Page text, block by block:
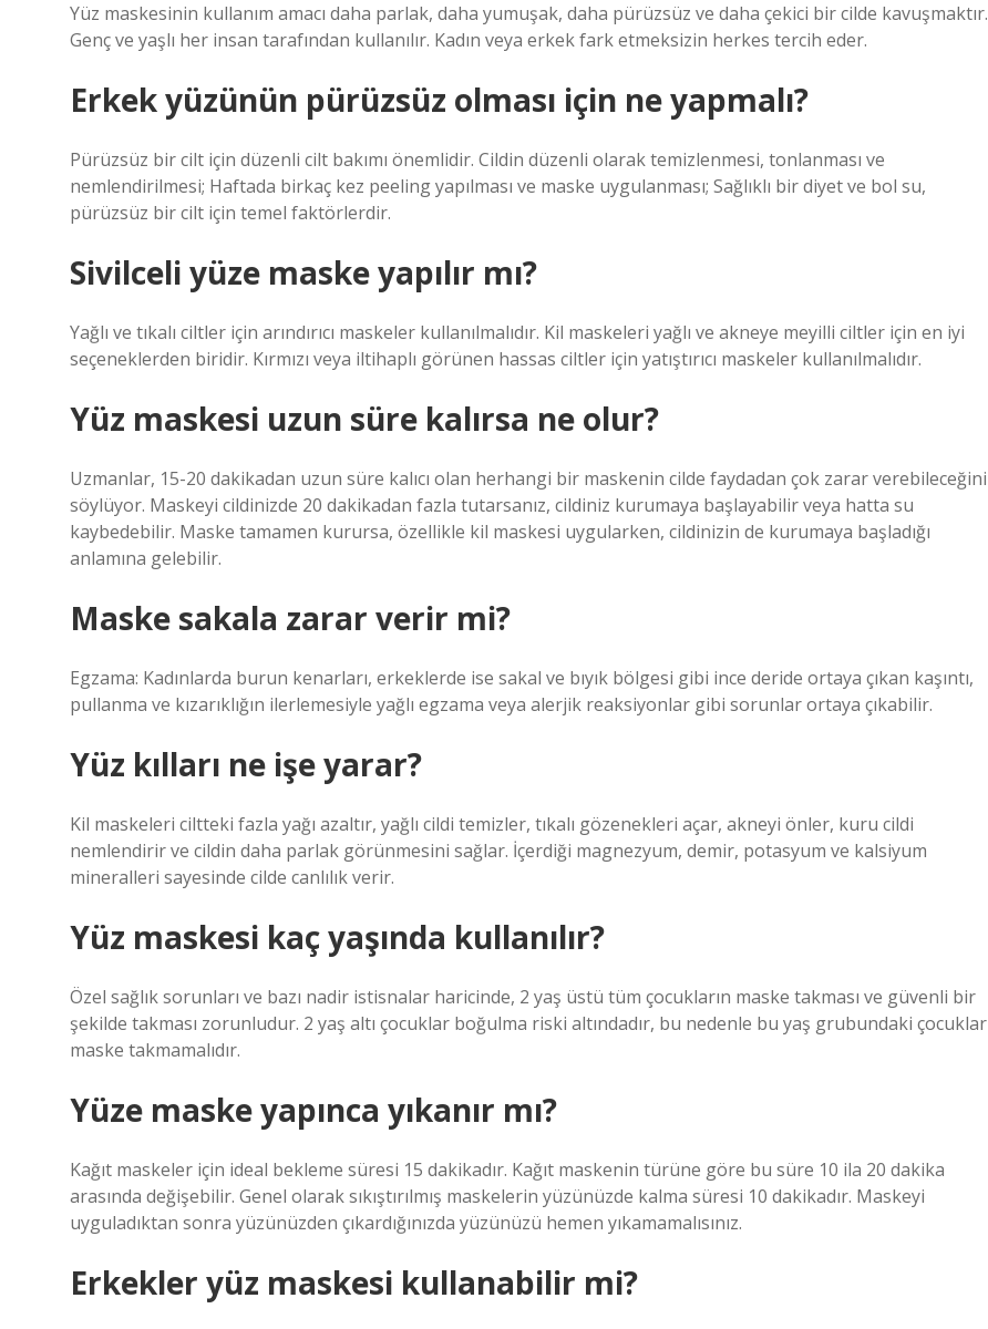
Yüz maskesinin kullanım amacı daha parlak, daha yumuşak, daha pürüzsüz ve daha çekici bir cilde kavuşmaktır.
Genç ve yaşlı her insan tarafından kullanılır. Kadın veya erkek fark etmeksizin herkes tercih eder.
Erkek yüzünün pürüzsüz olması için ne yapmalı?
Pürüzsüz bir cilt için düzenli cilt bakımı önemlidir. Cildin düzenli olarak temizlenmesi, tonlanması ve
nemlendirilmesi; Haftada birkaç kez peeling yapılması ve maske uygulanması; Sağlıklı bir diyet ve bol su,
pürüzsüz bir cilt için temel faktörlerdir.
Sivilceli yüze maske yapılır mı?
Yağlı ve tıkalı ciltler için arındırıcı maskeler kullanılmalıdır. Kil maskeleri yağlı ve akneye meyilli ciltler için en iyi
seçeneklerden biridir. Kırmızı veya iltihaplı görünen hassas ciltler için yatıştırıcı maskeler kullanılmalıdır.
Yüz maskesi uzun süre kalırsa ne olur?
Uzmanlar, 15-20 dakikadan uzun süre kalıcı olan herhangi bir maskenin cilde faydadan çok zarar verebileceğini
söylüyor. Maskeyi cildinizde 20 dakikadan fazla tutarsanız, cildiniz kurumaya başlayabilir veya hatta su
kaybedebilir. Maske tamamen kurursa, özellikle kil maskesi uygularken, cildinizin de kurumaya başladığı
anlamına gelebilir.
Maske sakala zarar verir mi?
Egzama: Kadınlarda burun kenarları, erkeklerde ise sakal ve bıyık bölgesi gibi ince deride ortaya çıkan kaşıntı,
pullanma ve kızarıklığın ilerlemesiyle yağlı egzama veya alerjik reaksiyonlar gibi sorunlar ortaya çıkabilir.
Yüz kılları ne işe yarar?
Kil maskeleri ciltteki fazla yağı azaltır, yağlı cildi temizler, tıkalı gözenekleri açar, akneyi önler, kuru cildi
nemlendirir ve cildin daha parlak görünmesini sağlar. İçerdiği magnezyum, demir, potasyum ve kalsiyum
mineralleri sayesinde cilde canlılık verir.
Yüz maskesi kaç yaşında kullanılır?
Özel sağlık sorunları ve bazı nadir istisnalar haricinde, 2 yaş üstü tüm çocukların maske takması ve güvenli bir
şekilde takması zorunludur. 2 yaş altı çocuklar boğulma riski altındadır, bu nedenle bu yaş grubundaki çocuklar
maske takmamalıdır.
Yüze maske yapınca yıkanır mı?
Kağıt maskeler için ideal bekleme süresi 15 dakikadır. Kağıt maskenin türüne göre bu süre 10 ila 20 dakika
arasında değişebilir. Genel olarak sıkıştırılmış maskelerin yüzünüzde kalma süresi 10 dakikadır. Maskeyi
uyguladıktan sonra yüzünüzden çıkardığınızda yüzünüzü hemen yıkamamalısınız.
Erkekler yüz maskesi kullanabilir mi?